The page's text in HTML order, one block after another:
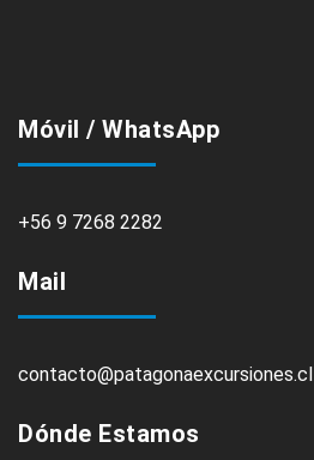
Móvil / WhatsApp
+56 9 7268 2282
Mail
contacto@patagonaexcursiones.cl
Dónde Estamos